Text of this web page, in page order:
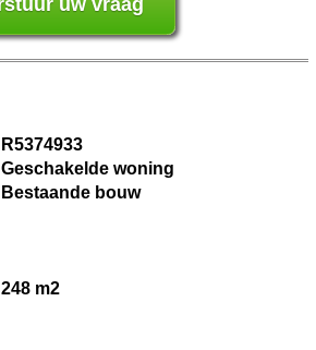
R5374933
Geschakelde woning
Bestaande bouw
248 m2